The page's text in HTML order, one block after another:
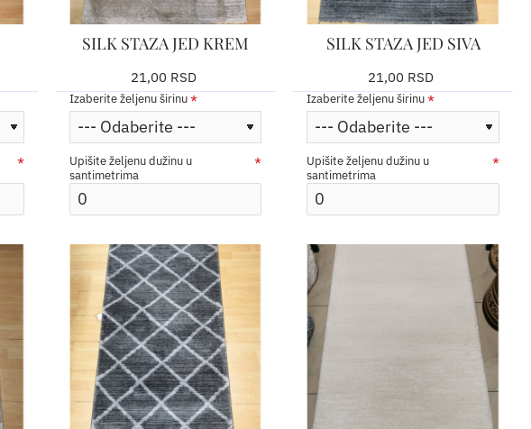
SILK STAZA JED KREM
21,00 RSD
Izaberite željenu širinu
Upišite željenu dužinu u
santimetrima
SILK STAZA JED SIVA
21,00 RSD
Izaberite željenu širinu
Upišite željenu dužinu u
santimetrima